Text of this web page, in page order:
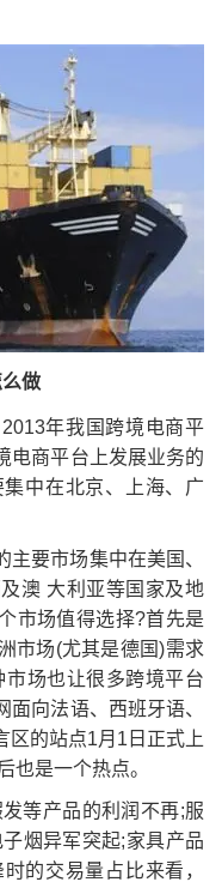
做
年我国跨境电商平
电商平台上发展业务的
中在北京、上海、广
要市场集中在美国、
澳 大利亚等国家及地
市场值得选择?首先是
市场(尤其是德国)需求
场也让很多跨境平台
向法语、西班牙语、
区的站点1月1日正式上
也是一个热点。
等产品的利润不再;服
烟异军突起;家具产品
的交易量占比来看，